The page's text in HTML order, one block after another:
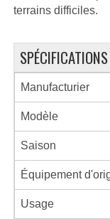
terrains difficiles.
SPÉCIFICATIONS
Manufacturier
Modèle
Saison
Équipement
Usage